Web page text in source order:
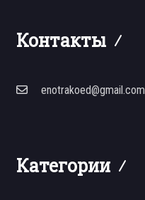
Контакты
enotrakoed@gmail.com
Категории